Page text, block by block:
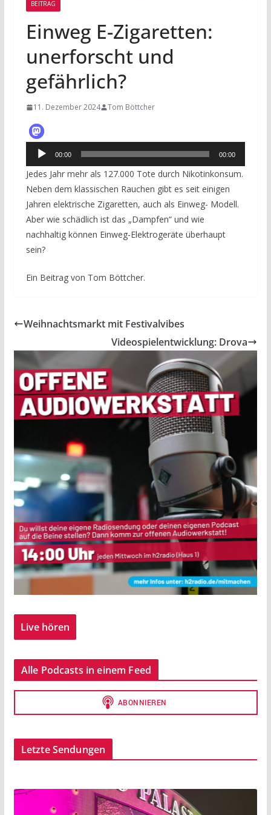
BEITRAG
Einweg E-Zigaretten:
unerforscht und
gefährlich?
11. Dezember 2024 Tom Böttcher
Audio-
Player
00:00 00:00
Jedes Jahr mehr als 127.000 Tote durch Nikotinkonsum.
Neben dem klassischen Rauchen gibt es seit einigen
Jahren elektrische Zigaretten, auch als Einweg- Modell.
Aber wie schädlich ist das „Dampfen“ und wie
nachhaltig können Einweg-Elektrogeräte überhaupt
sein?
Ein Beitrag von Tom Böttcher.
Weihnachtsmarkt mit Festivalvibes
Videospielentwicklung: Drova
Live hören
Alle Podcasts in einem Feed
Letzte Sendungen